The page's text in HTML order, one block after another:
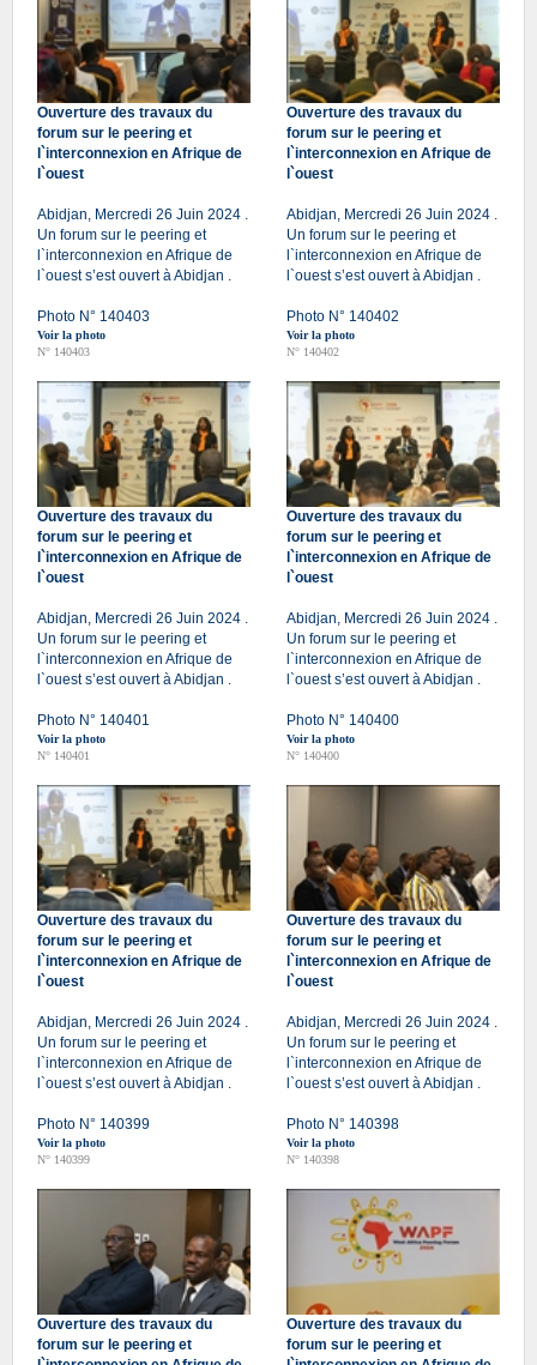
Ouverture des travaux du
forum sur le peering et
l`interconnexion en Afrique de
l`ouest
Abidjan, Mercredi 26 Juin 2024 .
Un forum sur le peering et
l`interconnexion en Afrique de
l`ouest s’est ouvert à Abidjan .
Photo N° 140403
Voir la photo
N° 140403
Ouverture des travaux du
forum sur le peering et
l`interconnexion en Afrique de
l`ouest
Abidjan, Mercredi 26 Juin 2024 .
Un forum sur le peering et
l`interconnexion en Afrique de
l`ouest s’est ouvert à Abidjan .
Photo N° 140402
Voir la photo
N° 140402
Ouverture des travaux du
forum sur le peering et
l`interconnexion en Afrique de
l`ouest
Abidjan, Mercredi 26 Juin 2024 .
Un forum sur le peering et
l`interconnexion en Afrique de
l`ouest s’est ouvert à Abidjan .
Photo N° 140401
Voir la photo
N° 140401
Ouverture des travaux du
forum sur le peering et
l`interconnexion en Afrique de
l`ouest
Abidjan, Mercredi 26 Juin 2024 .
Un forum sur le peering et
l`interconnexion en Afrique de
l`ouest s’est ouvert à Abidjan .
Photo N° 140400
Voir la photo
N° 140400
Ouverture des travaux du
forum sur le peering et
l`interconnexion en Afrique de
l`ouest
Abidjan, Mercredi 26 Juin 2024 .
Un forum sur le peering et
l`interconnexion en Afrique de
l`ouest s’est ouvert à Abidjan .
Photo N° 140399
Voir la photo
N° 140399
Ouverture des travaux du
forum sur le peering et
l`interconnexion en Afrique de
l`ouest
Abidjan, Mercredi 26 Juin 2024 .
Un forum sur le peering et
l`interconnexion en Afrique de
l`ouest s’est ouvert à Abidjan .
Photo N° 140398
Voir la photo
N° 140398
Ouverture des travaux du
forum sur le peering et
Ouverture des travaux du
forum sur le peering et